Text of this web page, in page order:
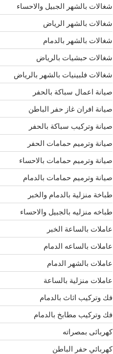
شغالات بالشهر الجبيل والاحساء
شغالات بالشهر الرياض
شغالات بالشهر بالدمام
شغالات حبشيات بالرياض
شغالات فلبينيات بالشهر بالرياض
صيانة اعمال سباكة بالحفر
صيانة افران غاز حفر الباطن
صيانة وتركيب سباكة بالحفر
صيانة وترميم حمامات الحفر
صيانة وترميم حمامات بالاحساء
صيانة وترميم حمامات بالدمام
طباخة منزلية بالدمام والخبر
طباخه منزليه بالجبيل والاحساء
عاملات بالساعة الخبر
عاملات بالساعه الدمام
عاملات بالشهر الدمام
عاملات منزلية بالساعة
فك وتركيب اثاث بالدمام
فك وتركيب مطابخ بالدمام
كهربائى بمصراته
كهربائي حفر الباطن